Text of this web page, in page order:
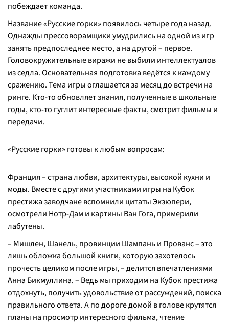
побеждает команда.
Название «Русские горки» появилось четыре года назад.
Однажды прессоворамщики умудрились на одной из игр
занять предпоследнее место, а на другой – первое.
Головокружительные виражи не выбили интеллектуалов
из седла. Основательная подготовка ведётся к каждому
сражению. Тема игры оглашается за месяц до встречи на
ринге. Кто-то обновляет знания, полученные в школьные
годы, кто-то гуглит интересные факты, смотрит фильмы и
передачи.
«Русские горки» готовы к любым вопросам:
Франция – страна любви, архитектуры, высокой кухни и
моды. Вместе с другими участниками игры на Кубок
престижа заводчане вспомнили цитаты Экзюпери,
осмотрели Нотр-Дам и картины Ван Гога, примерили
лабутены.
– Мишлен, Шанель, провинции Шампань и Прованс – это
лишь обложка большой книги, которую захотелось
прочесть целиком после игры, – делится впечатлениями
Анна Бикмуллина. – Ведь мы приходим на Кубок престижа
отдохнуть, получить удовольствие от рассуждений, поиска
правильного ответа. А по дороге домой в голове крутятся
планы на просмотр интересного фильма, чтение